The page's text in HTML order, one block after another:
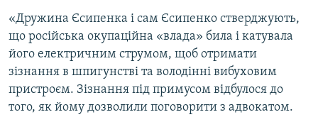
«Дружина Єсипенка і сам Єсипенко стверджують,
що російська окупаційна «влада» била і катувала
його електричним струмом, щоб отримати
зізнання в шпигунстві та володінні вибуховим
пристроєм. Зізнання під примусом відбулося до
того, як йому дозволили поговорити з адвокатом.